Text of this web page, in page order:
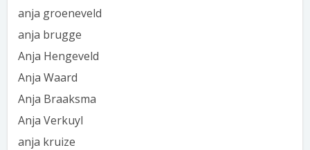
anja groeneveld
anja brugge
Anja Hengeveld
Anja Waard
Anja Braaksma
Anja Verkuyl
anja kruize